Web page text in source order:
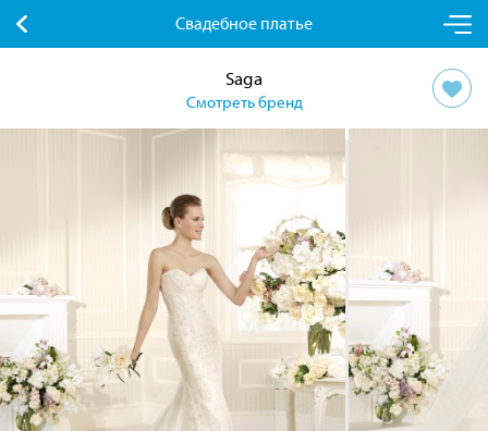
Свадебное платье
Saga
Смотреть бренд